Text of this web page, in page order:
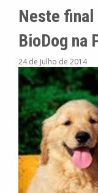
Neste final
BioDog na
24 de Julho de 2014